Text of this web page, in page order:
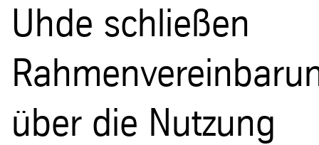
Uhde schließen
über die Nutzung